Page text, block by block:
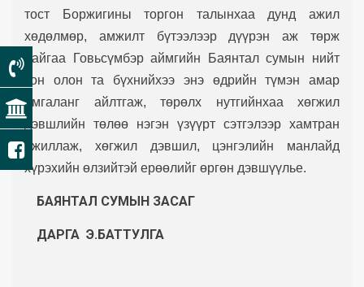
тост Боржигины торгон талынхаа дунд ажил
хөдөлмөр, амжилт бүтээлээр дүүрэн аж төрж
байгаа Говьсүмбэр аймгийн Баянтал сумын нийт
зон олон та бүхнийхээ энэ өдрийн түмэн амар
амгаланг айлтгаж, төрөлх нутгийнхаа хөгжил
дэвшлийн төлөө нэгэн үзүүрт сэтгэлээр хамтран
ажиллаж, хөгжил дэвшил, цэнгэлийн манлайд
хүрэхийн өлзийтэй ерөөлийг өргөн дэвшүүлье.
БАЯНТАЛ СУМЫН ЗАСАГ
ДАРГА Э.БАТТУЛГА